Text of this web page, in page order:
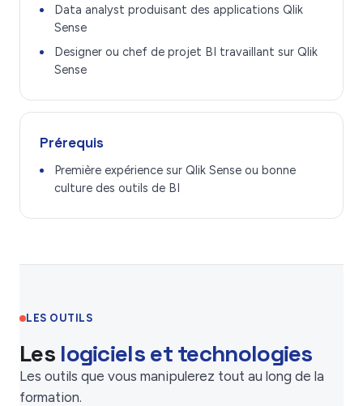
Data analyst produisant des applications Qlik
Sense
Designer ou chef de projet BI travaillant sur Qlik
Sense
Prérequis
Première expérience sur Qlik Sense ou bonne
culture des outils de BI
LES OUTILS
Les logiciels et technologies
Les outils que vous manipulerez tout au long de la
formation.